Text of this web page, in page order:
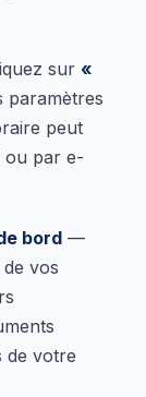
sur «
paramètres
peut
ou par e-
bord —
vos
de votre